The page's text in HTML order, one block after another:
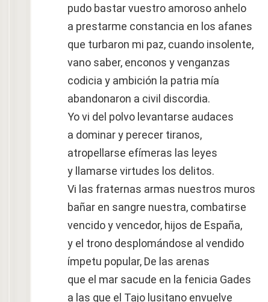
pudo bastar vuestro amoroso anhelo
a prestarme constancia en los afanes
que turbaron mi paz, cuando insolente,
vano saber, enconos y venganzas
codicia y ambición la patria mía
abandonaron a civil discordia.
Yo vi del polvo levantarse audaces
a dominar y perecer tiranos,
atropellarse efímeras las leyes
y llamarse virtudes los delitos.
Vi las fraternas armas nuestros muros
bañar en sangre nuestra, combatirse
vencido y vencedor, hijos de España,
y el trono desplomándose al vendido
ímpetu popular, De las arenas
que el mar sacude en la fenicia Gades
a las que el Tajo lusitano envuelve